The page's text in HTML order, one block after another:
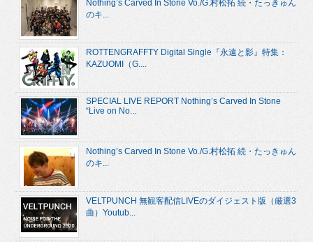
Nothing’s Carved In Stone Vo./G.村松拓 続・たっきゅん
のキ...
ROTTENGRAFFTY Digital Single『永遠と影』特集：
KAZUOMI（G....
SPECIAL LIVE REPORT Nothing’s Carved In Stone
“Live on No...
Nothing’s Carved In Stone Vo./G.村松拓 続・たっきゅん
のキ...
VELTPUNCH 無観客配信LIVEのダイジェスト版（厳選3
曲）Youtub...